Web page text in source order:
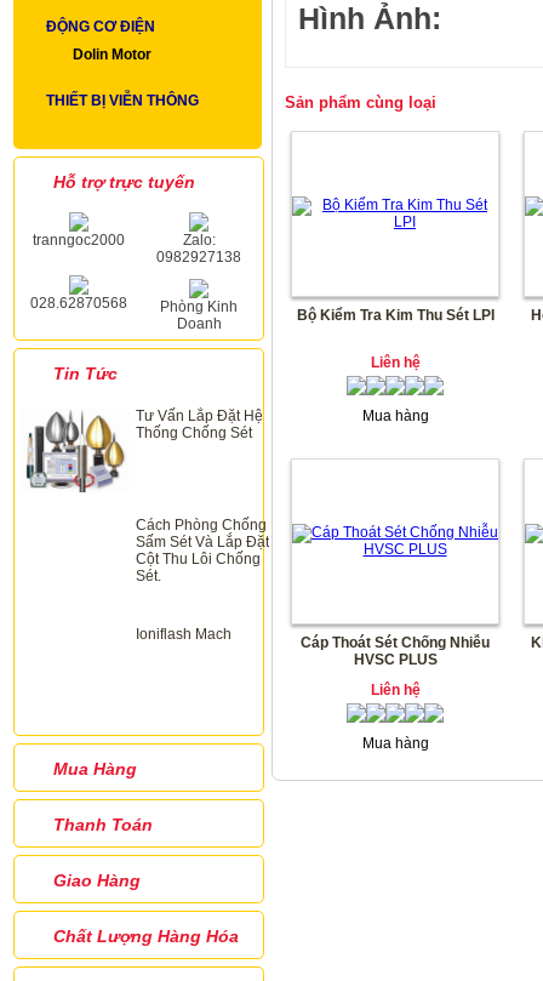
ĐỘNG CƠ ĐIỆN
Dolin Motor
THIẾT BỊ VIỄN THÔNG
Hỗ trợ trực tuyến
tranngoc2000
Zalo:
0982927138
028.62870568
Phòng Kinh
Doanh
Tin Tức
Tư Vấn Lắp Đặt Hệ
Thống Chống Sét
Cách Phòng Chống
Sấm Sét Và Lắp Đặt
Cột Thu Lôi Chống
Sét.
Ioniflash Mach
Mua Hàng
Thanh Toán
Giao Hàng
Chất Lượng Hàng Hóa
Hình Ảnh:
Sản phẩm cùng loại
Bộ Kiểm Tra Kim Thu Sét LPI
Liên hệ
Mua hàng
Cáp Thoát Sét Chống Nhiễu
HVSC PLUS
Liên hệ
Mua hàng